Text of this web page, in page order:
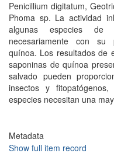
Penicillium digitatum,
Phoma sp. La actividad
algunas especies de
necesariamente con su
quínoa. Los resultados de
saponinas de quínoa
salvado pueden
insectos y
especies necesitan una
Metadata
Show full item record